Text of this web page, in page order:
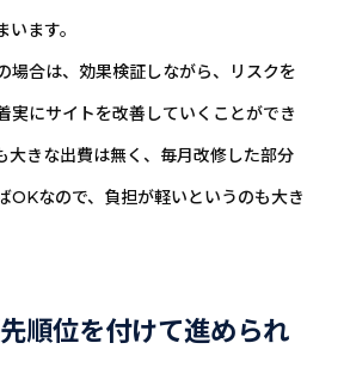
ます。
場合は、効果検証しながら、リスクを
実にサイトを改善していくことができ
大きな出費は無く、毎月改修した部分
OKなので、負担が軽いというのも大き
順位を付けて進められ